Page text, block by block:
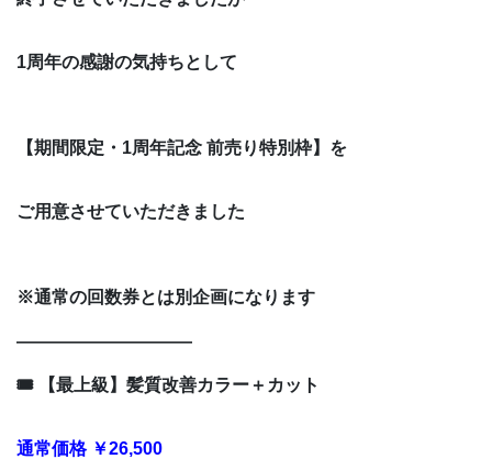
1周年の感謝の気持ちとして
【期間限定・1周年記念 前売り特別枠】を
ご用意させていただきました
※通常の回数券とは別企画になります
――――――――――
🎟 【最上級】髪質改善カラー＋カット
通常価格 ￥26,500